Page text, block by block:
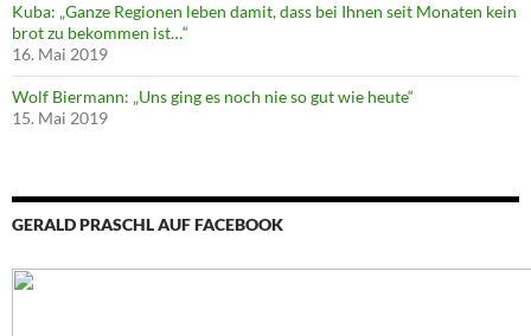
Kuba: „Ganze Regionen leben damit, dass bei Ihnen seit Monaten kein
brot zu bekommen ist…“
16. Mai 2019
Wolf Biermann: „Uns ging es noch nie so gut wie heute“
15. Mai 2019
GERALD PRASCHL AUF FACEBOOK